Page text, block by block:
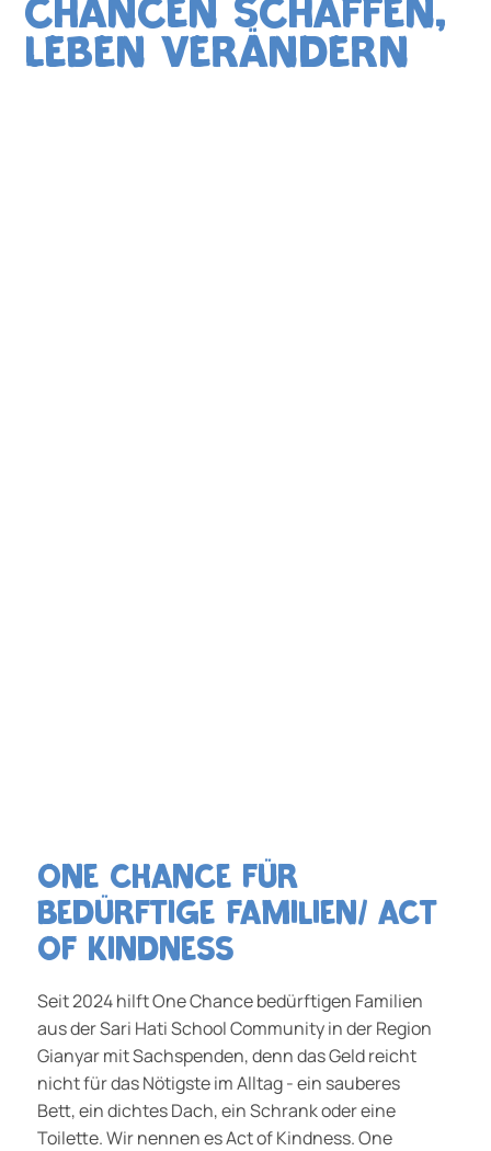
Chancen schaffen,
Leben verändern
One Chance für
bedürftige Familien/ Act
of Kindness
Seit 2024 hilft One Chance bedürftigen Familien
aus der Sari Hati School Community in der Region
Gianyar mit Sachspenden, denn das Geld reicht
nicht für das Nötigste im Alltag - ein sauberes
Bett, ein dichtes Dach, ein Schrank oder eine
Toilette. Wir nennen es Act of Kindness. One